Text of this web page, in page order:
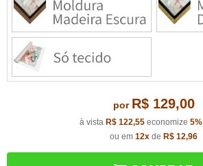
por R$ 129,00
à vista R$ 122,55economize 5%
ou em 12x de R$ 12,96